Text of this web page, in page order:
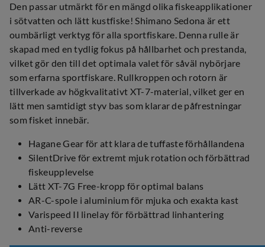
Den passar utmärkt för en mängd olika fiskeapplikationer
i sötvatten och lätt kustfiske! Shimano Sedona är ett
oumbärligt verktyg för alla sportfiskare. Denna rulle är
skapad med en tydlig fokus på hållbarhet och prestanda,
vilket gör den till det optimala valet för såväl nybörjare
som erfarna sportfiskare. Rullkroppen och rotorn är
tillverkade av högkvalitativt XT-7-material, vilket ger en
lätt men samtidigt styv bas som klarar de påfrestningar
som fisket innebär.
Hagane Gear för att klara de tuffaste förhållandena
SilentDrive för extremt mjuk rotation och förbättrad
fiskeupplevelse
Lätt XT-7G Free-kropp för optimal balans
AR-C-spole i aluminium för mjuka och exakta kast
Varispeed II linelay för förbättrad linhantering
Anti-reverse